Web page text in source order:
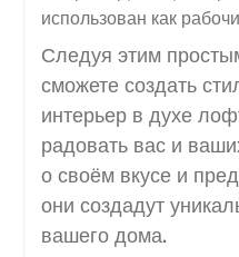
использован как
Следуя этим
сможете создать
интерьер в духе
радовать вас и
о своём вкусе и
они создадут
вашего дома.